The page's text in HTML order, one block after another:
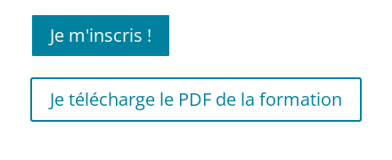
Je m'inscris !
Je télécharge le PDF de la formation